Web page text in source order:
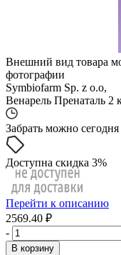
Внешний вид товара
фотографии
Symbiofarm Sp. z o.o,
Венарель Пренаталь 2
Забрать можно сегодня
Доступна скидка 3%
Перейти к описанию
2569.40 ₽
-
В корзину